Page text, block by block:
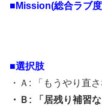
■Mission(総合ラブ
■選択肢
・Ａ: 「もうやり直
・Ｂ: 「居残り補習